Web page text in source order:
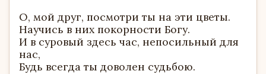
О, мой друг, посмотри ты на эти цветы.
Научись в них покорности Богу.
И в суровый здесь час, непосильный для
нас,
Будь всегда ты доволен судьбою.